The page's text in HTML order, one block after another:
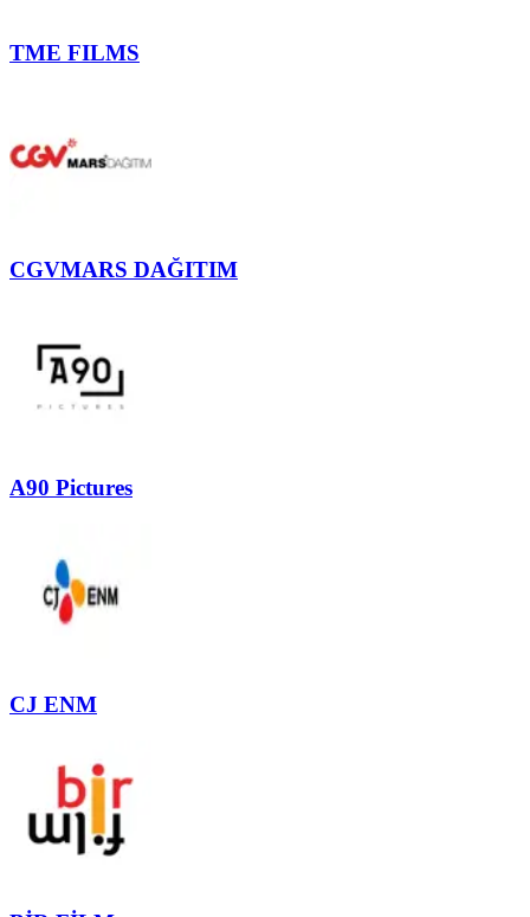
TME FILMS
CGVMARS DAĞITIM
A90 Pictures
CJ ENM